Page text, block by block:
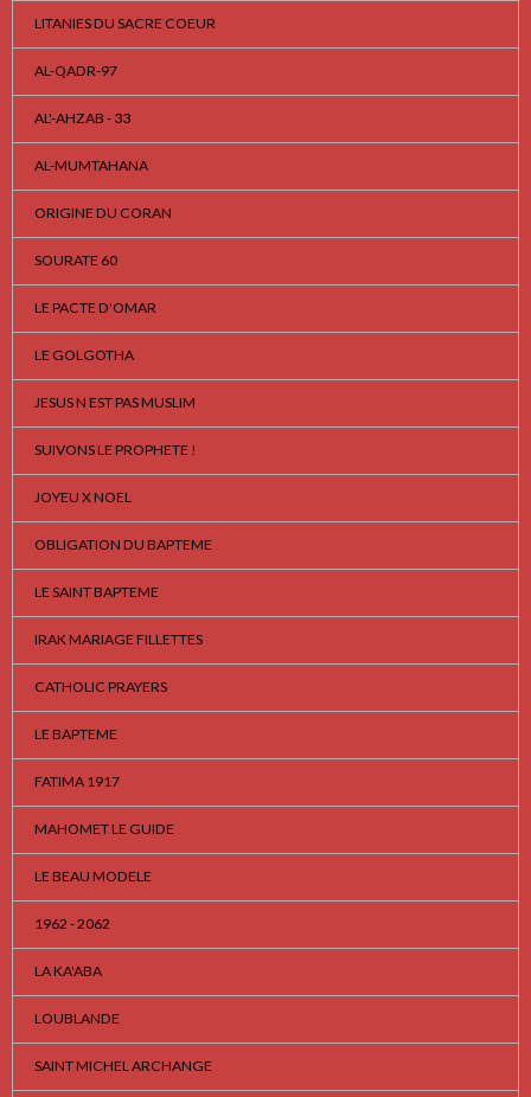
LITANIES DU SACRE COEUR
AL-QADR-97
AL'-AHZAB - 33
AL-MUMTAHANA
ORIGINE DU CORAN
SOURATE 60
LE PACTE D'OMAR
LE GOLGOTHA
JESUS N EST PAS MUSLIM
SUIVONS LE PROPHETE !
JOYEU X NOEL
OBLIGATION DU BAPTEME
LE SAINT BAPTEME
IRAK MARIAGE FILLETTES
CATHOLIC PRAYERS
LE BAPTEME
FATIMA 1917
MAHOMET LE GUIDE
LE BEAU MODELE
1962 - 2062
LA KA'ABA
LOUBLANDE
SAINT MICHEL ARCHANGE